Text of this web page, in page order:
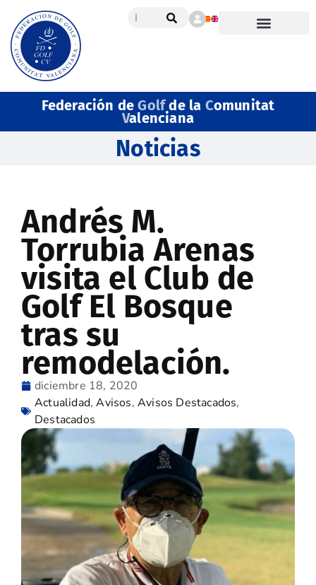
Federación deGolfde la Comunitat
Valenciana
Noticias
Andrés M.
Torrubia Arenas
visita el Club de
Golf El Bosque
tras su
remodelación.
diciembre 18, 2020
Actualidad,Avisos,Avisos Destacados,
Destacados